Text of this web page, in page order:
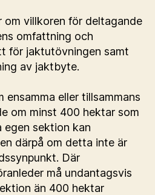
om villkoren för deltagande
omfattning och
för jaktutövningen samt
av jaktbyte.
eller tillsammans
om minst 400 hektar som
sektion kan
därpå om detta inte är
Där
må undantagsvis
än 400 hektar